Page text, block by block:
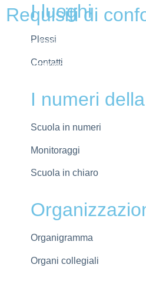
I luoghi
Plessi
Contatti
I numeri
Scuola in numeri
Monitoraggi
Scuola in chiaro
Organigramma
Organi collegiali
Requisiti di
Privacy Policy
Dichiarazione di accessibilità